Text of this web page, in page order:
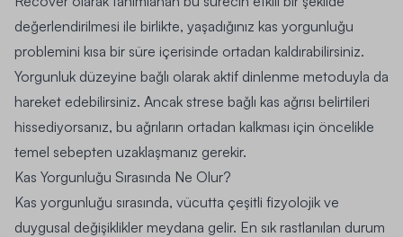
değerlendirilmesi ile birlikte, yaşadığınız kas yorgunluğu
problemini kısa bir süre içerisinde ortadan kaldırabilirsiniz.
Yorgunluk düzeyine bağlı olarak aktif dinlenme metoduyla da
hareket edebilirsiniz. Ancak strese bağlı kas ağrısı belirtileri
hissediyorsanız, bu ağrıların ortadan kalkması için öncelikle
temel sebepten uzaklaşmanız gerekir.
Kas Yorgunluğu Sırasında Ne Olur?
Kas yorgunluğu sırasında, vücutta çeşitli fizyolojik ve
duygusal değişiklikler meydana gelir. En sık rastlanılan durum